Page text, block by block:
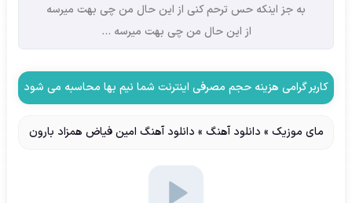
به جز اینکه حس ترحم کنی از این حال من چی بهت میرسه
از این حال من چی بهت میرسه …
کاربر گرامی هزینه حجم مصرفی اینترنت شما نیم بها محاسبه می شود
مای موزیک » دانلود آهنگ » دانلود آهنگ امین فیاض همزاد بارون